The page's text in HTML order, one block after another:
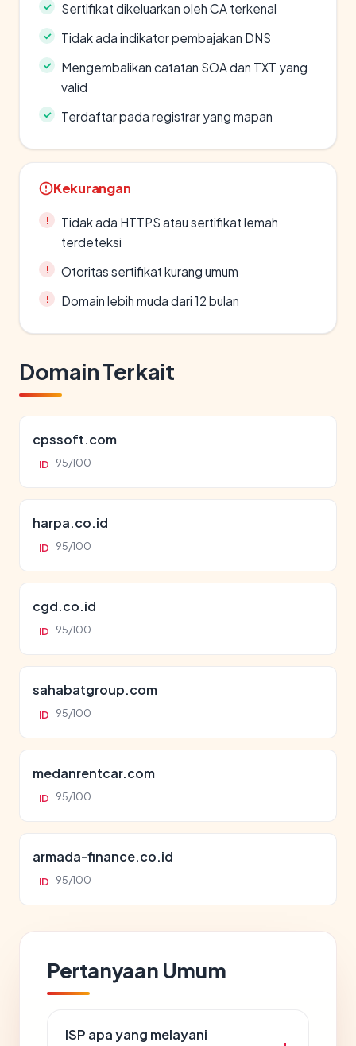
Sertifikat dikeluarkan oleh CA terkenal
Tidak ada indikator pembajakan DNS
Mengembalikan catatan SOA dan TXT yang
valid
Terdaftar pada registrar yang mapan
Kekurangan
Tidak ada HTTPS atau sertifikat lemah
terdeteksi
Otoritas sertifikat kurang umum
Domain lebih muda dari 12 bulan
Domain Terkait
cpssoft.com
ID 95/100
harpa.co.id
ID 95/100
cgd.co.id
ID 95/100
sahabatgroup.com
ID 95/100
medanrentcar.com
ID 95/100
armada-finance.co.id
ID 95/100
Pertanyaan Umum
ISP apa yang melayani